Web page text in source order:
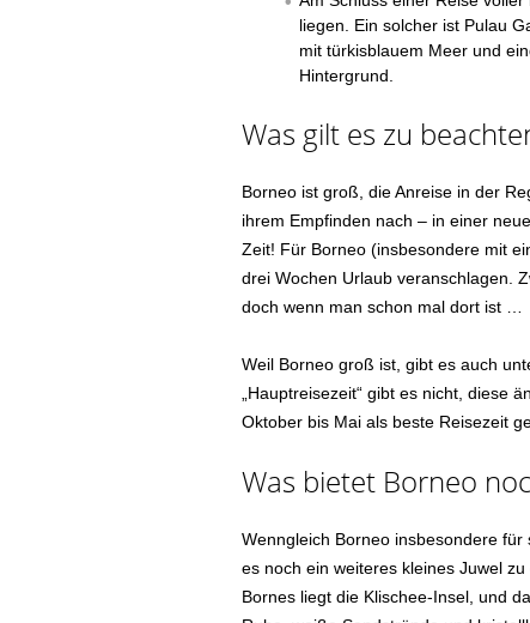
liegen. Ein solcher ist Pulau
mit türkisblauem Meer und
Hintergrund.
Was gilt es zu
Borneo ist groß, die Anreise in der
ihrem Empfinden nach – in einer
Zeit! Für Borneo (insbesondere mit
drei Wochen Urlaub veranschlagen.
doch wenn man schon mal dort ist …
Weil Borneo groß ist, gibt es auch
„Hauptreisezeit“ gibt es nicht, diese
Oktober bis Mai als beste Reisezeit
Was bietet Borneo
Wenngleich Borneo insbesondere
es noch ein weiteres kleines Juwel
Bornes liegt die Klischee-Insel, und